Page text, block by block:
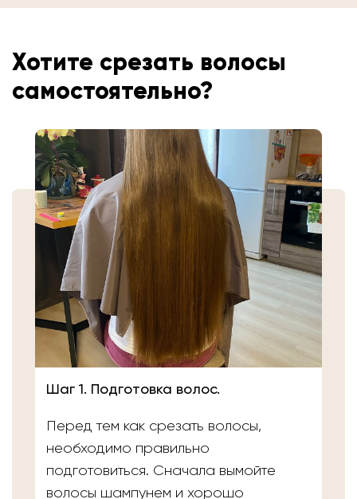
Хотите срезать волосы
самостоятельно?
Шаг 1. Подготовка волос.
Перед тем как срезать волосы,
необходимо правильно
подготовиться. Сначала вымойте
волосы шампунем и хорошо